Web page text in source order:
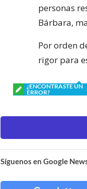
personas
Bárbara,
Por orden
rigor para
¿ENCONTRASTE UN
ERROR?
Síguenos en Google